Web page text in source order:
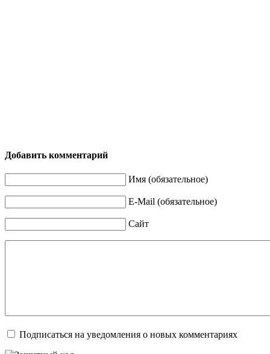
Добавить комментарий
Имя (обязательное)
E-Mail (обязательное)
Сайт
Подписаться на уведомления о новых комментариях